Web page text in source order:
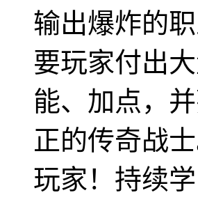
输出爆炸的
要玩家付出
能、加点，
正的传奇战
玩家！持续